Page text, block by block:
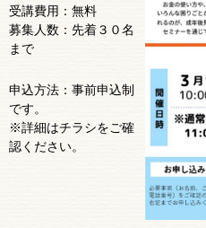
受講費用：無料
募集人数：先着３０名
まで
申込方法：事前申込制
です。
※詳細はチラシをご確
認ください。